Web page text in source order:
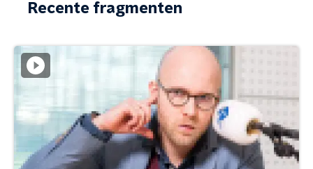
Recente fragmenten